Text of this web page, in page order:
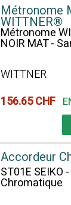
Métronome
WITTNER®
Métronome
NOIR MAT -
WITTNER
156.65 CHF
Accordeur
ST01E SEIKO
Chromatique